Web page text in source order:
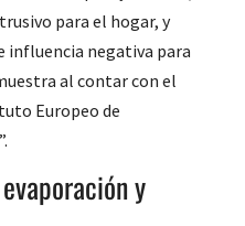
para el hogar, y
influencia negativa para
al contar con el
Europeo de
y